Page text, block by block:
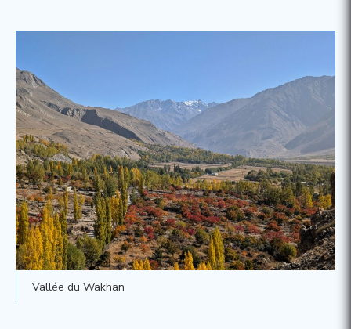
Vallée du Wakhan